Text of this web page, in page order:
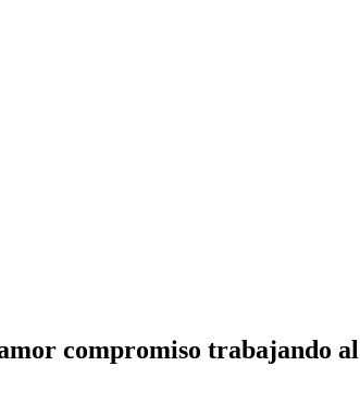
compromiso trabajando